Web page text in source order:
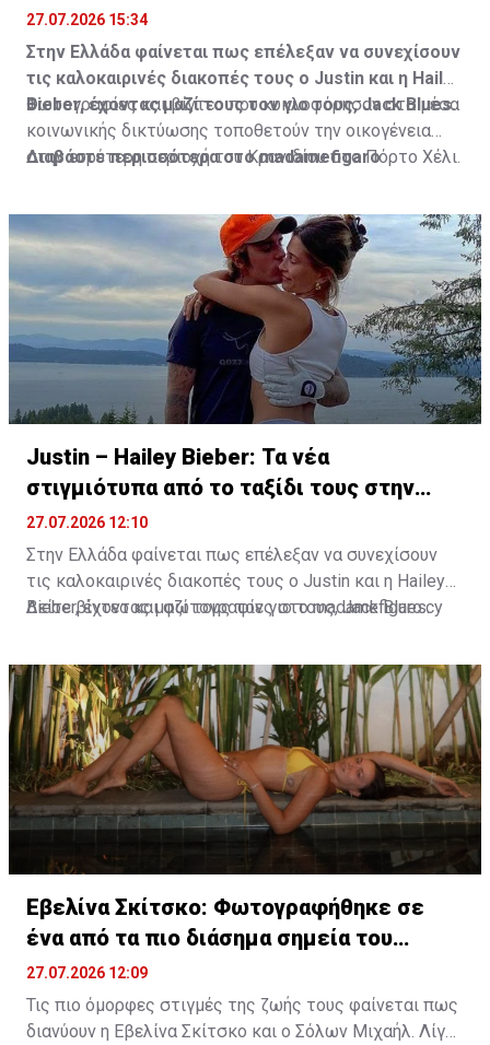
Ελλάδα
27.07.2026 15:34
Στην Ελλάδα φαίνεται πως επέλεξαν να συνεχίσουν
τις καλοκαιρινές διακοπές τους ο Justin και η Hailey
Bieber, έχοντας μαζί τους τον γιο τους, Jack Blues.
Φωτογραφίες και βίντεο που κυκλοφόρησαν στα μέσα
κοινωνικής δικτύωσης τοποθετούν την οικογένεια
στην ευρύτερη περιοχή του Κρανιδίου στο Πόρτο Χέλι.
Διαβάστε περισσότερα στο madamefigaro
Justin – Hailey Bieber: Τα νέα
στιγμιότυπα από το ταξίδι τους στην
Ελλάδα
27.07.2026 12:10
Στην Ελλάδα φαίνεται πως επέλεξαν να συνεχίσουν
τις καλοκαιρινές διακοπές τους ο Justin και η Hailey
Bieber, έχοντας μαζί τους τον γιο τους, Jack Blues.
στην ευρύτερη περιοχή του Κρανιδίου στο Πόρτο Χέλι.
Δείτε βίντεο και φωτογραφίες στο madamefigaro.cy
Εβελίνα Σκίτσκο: Φωτογραφήθηκε σε
ένα από τα πιο διάσημα σημεία του
πλανήτη
27.07.2026 12:09
Τις πιο όμορφες στιγμές της ζωής τους φαίνεται πως
διανύουν η Εβελίνα Σκίτσκο και ο Σόλων Μιχαήλ. Λίγες